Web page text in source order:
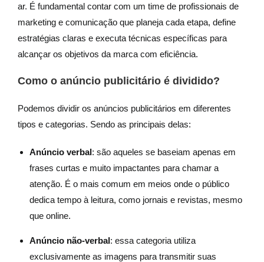
ar. É fundamental contar com um time de profissionais de
marketing e comunicação que planeja cada etapa, define
estratégias claras e executa técnicas específicas para
alcançar os objetivos da marca com eficiência.
Como o anúncio publicitário é dividido?
Podemos dividir os anúncios publicitários em diferentes
tipos e categorias. Sendo as principais delas:
Anúncio verbal: são aqueles se baseiam apenas em
frases curtas e muito impactantes para chamar a
atenção. É o mais comum em meios onde o público
dedica tempo à leitura, como jornais e revistas, mesmo
que online.
Anúncio não-verbal: essa categoria utiliza
exclusivamente as imagens para transmitir suas